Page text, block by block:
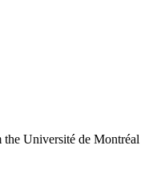
Université de Montréal